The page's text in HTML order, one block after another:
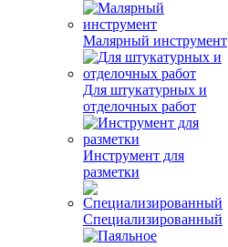
Малярный инструмент
Для штукатурных и
отделочных работ
Инструмент для
разметки
Специализированный